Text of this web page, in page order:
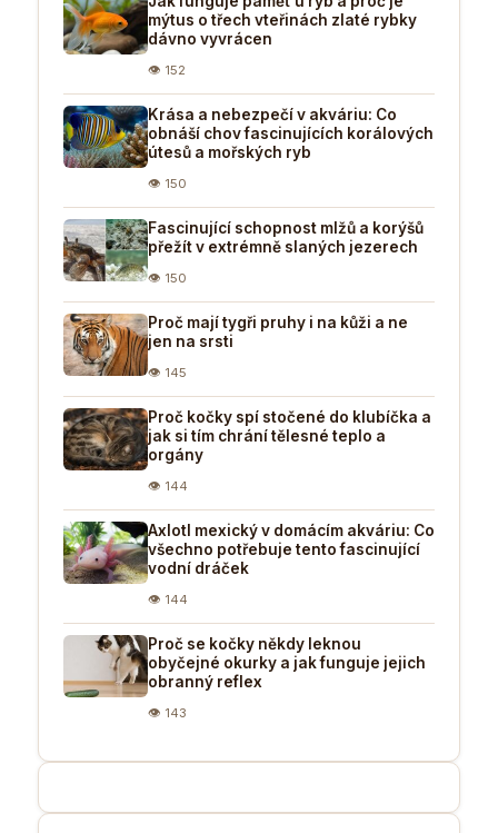
mýtus o třech vteřinách zlaté rybky
dávno vyvrácen
👁 152
Krása a nebezpečí v akváriu: Co
obnáší chov fascinujících korálových
útesů a mořských ryb
👁 150
Fascinující schopnost mlžů a korýšů
přežít v extrémně slaných jezerech
👁 150
Proč mají tygři pruhy i na kůži a ne
jen na srsti
👁 145
Proč kočky spí stočené do klubíčka a
jak si tím chrání tělesné teplo a
orgány
👁 144
Axlotl mexický v domácím akváriu: Co
všechno potřebuje tento fascinující
vodní dráček
👁 144
Proč se kočky někdy leknou
obyčejné okurky a jak funguje jejich
obranný reflex
👁 143